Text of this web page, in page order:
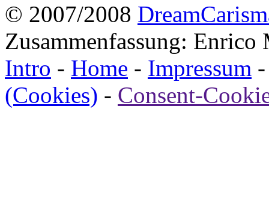
© 2007/2008
Zusammenfassung:
Intro - Home - Impressum
(Cookies) - Consent-